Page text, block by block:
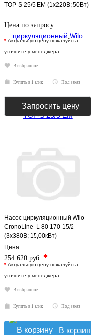
TOP-S 25/5 EM (1х220В; 50Вт)
Цена по запросу
* Актуальную цену пожалуйста
уточните у менеджера
В избранное
Купить в 1 клик Под заказ
Запросить цену
Насос циркуляционный Wilo
CronoLine-IL 80 170-15/2
(3х380В; 15,00кВт)
Цена:
254 620 руб. *
* Актуальную цену пожалуйста
уточните у менеджера
В избранное
Купить в 1 клик Под заказ
В корзину